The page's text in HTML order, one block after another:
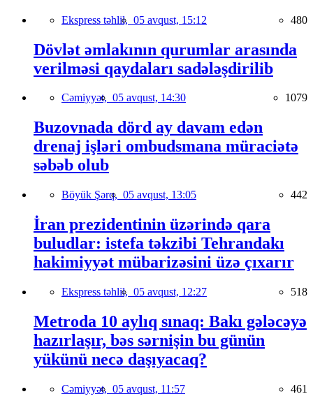
Ekspress təhlil, 05 avqust, 15:12 480
Dövlət əmlakının qurumlar arasında
verilməsi qaydaları sadələşdirilib
Cəmiyyət, 05 avqust, 14:30 1079
Buzovnada dörd ay davam edən
drenaj işləri ombudsmana müraciətə
səbəb olub
Böyük Şərq, 05 avqust, 13:05 442
İran prezidentinin üzərində qara
buludlar: istefa təkzibi Tehrandakı
hakimiyyət mübarizəsini üzə çıxarır
Ekspress təhlil, 05 avqust, 12:27 518
Metroda 10 aylıq sınaq: Bakı gələcəyə
hazırlaşır, bəs sərnişin bu günün
yükünü necə daşıyacaq?
Cəmiyyət, 05 avqust, 11:57 461